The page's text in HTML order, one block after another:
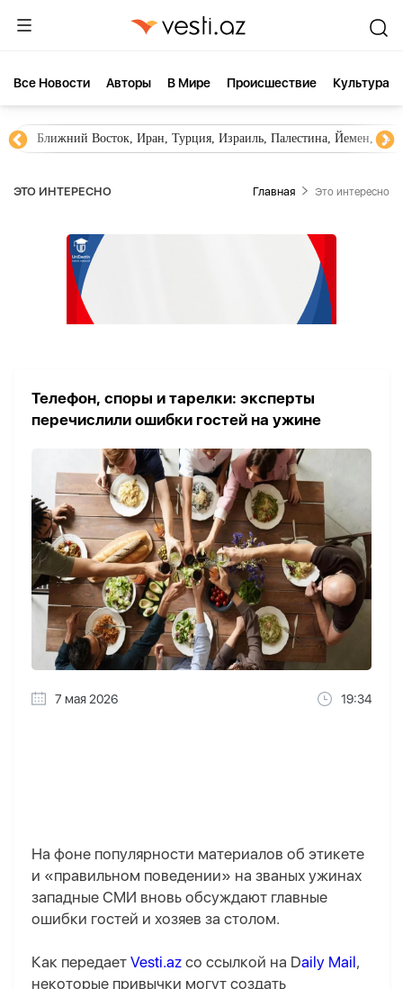
Все Новости Aвторы В Мире Происшествие Культура
Ближний Восток, Иран, Турция, Израиль, Палестина, Йемен,
ЭТО ИНТЕРЕСНО Главная Это интересно
Телефон, споры и тарелки: эксперты
перечислили ошибки гостей на ужине
7 мая 2026 19:34
На фоне популярности материалов об этикете
и «правильном поведении» на званых ужинах
западные СМИ вновь обсуждают главные
ошибки гостей и хозяев за столом.
Как передает Vesti.az со ссылкой на Daily Mail,
некоторые привычки могут создать